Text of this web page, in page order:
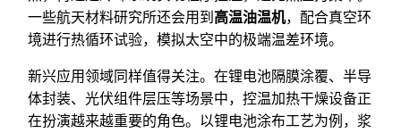
一些航天材料研究所还会用到高温油温机，配合真空环
境进行热循环试验，模拟太空中的极端温差环境。
新兴应用领域同样值得关注。在锂电池隔膜涂覆、半导
体封装、光伏组件层压等场景中，控温加热干燥设备正
在扮演越来越重要的角色。以锂电池涂布工艺为例，浆